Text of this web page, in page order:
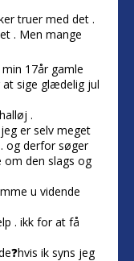
truer med det .
. Men mange
17år gamle
at sige glædelig jul
.
er selv meget
og derfor søger
om den slags og
u vidende
. ikk for at få
ik syns jeg